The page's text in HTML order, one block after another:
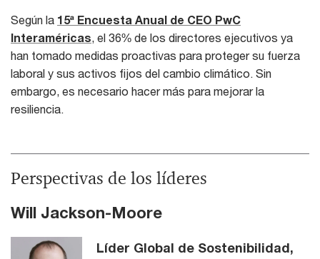
Según la 15ª Encuesta Anual de CEO PwC
Interaméricas, el 36% de los directores ejecutivos ya
han tomado medidas proactivas para proteger su fuerza
laboral y sus activos fijos del cambio climático. Sin
embargo, es necesario hacer más para mejorar la
resiliencia.
Perspectivas de los líderes
Will Jackson-Moore
Líder Global de Sostenibilidad,